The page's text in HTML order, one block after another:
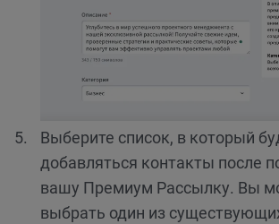
Выберите список, в который
добавляться контакты после
вашу Премиум Рассылку. Вы
выбрать один из